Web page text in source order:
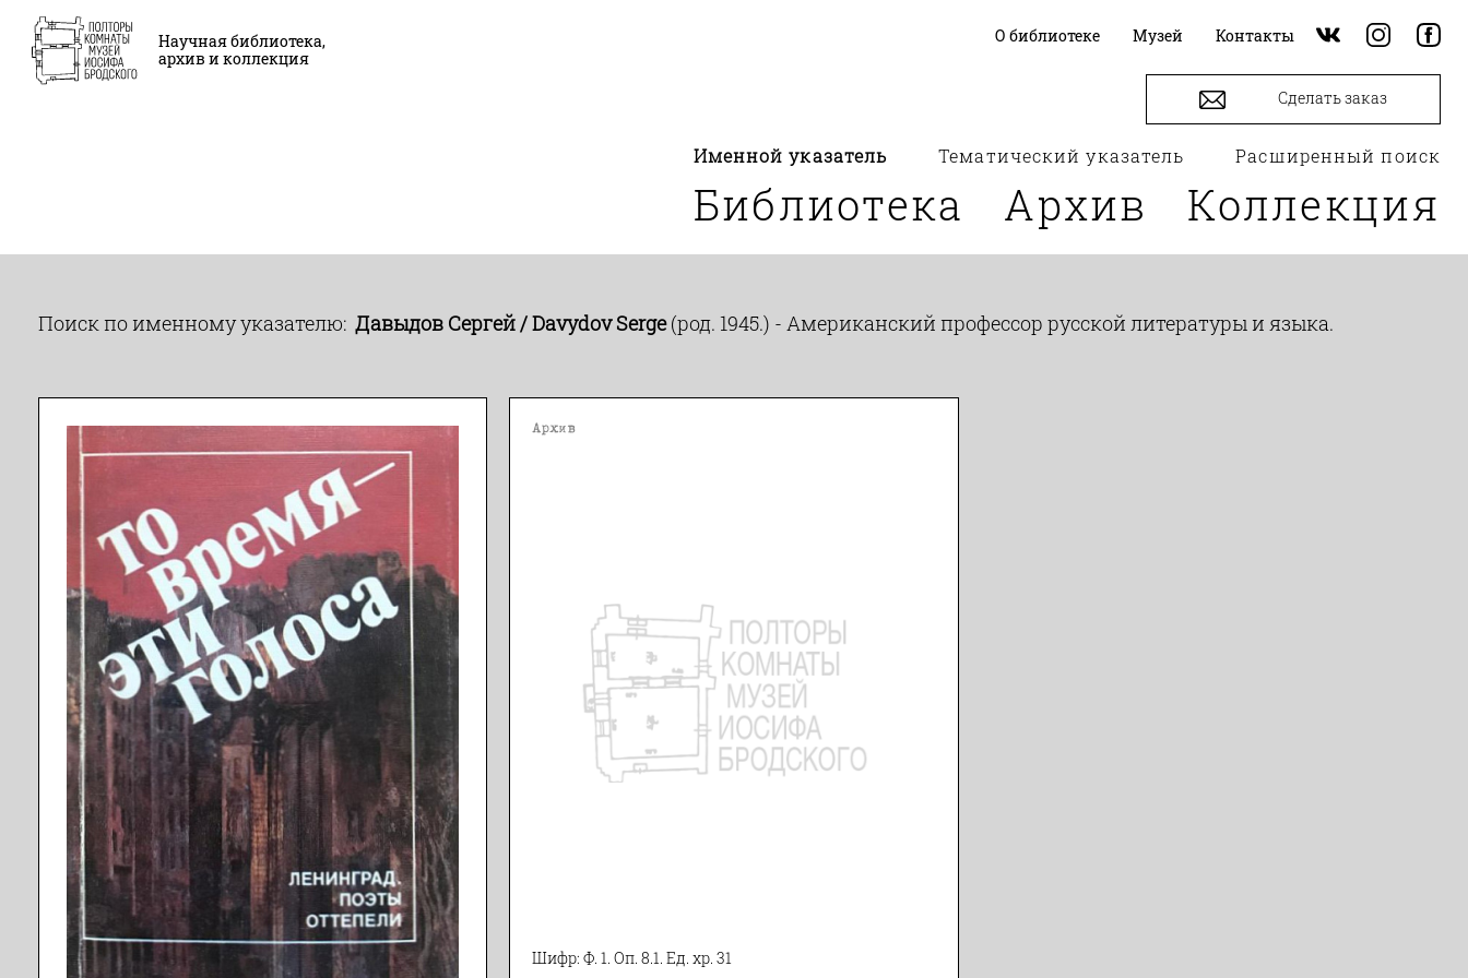
Научная библиотека,
архив и коллекция
О библиотеке Музей Контакты
Именной указатель Тематический указатель Расширенный поиск
Сделать заказ
Библиотека Архив Коллекция
Поиск по именному указателю: Давыдов Сергей / Davydov Serge(род. 1945.) - Американский профессор русской литературы и языка.
Архив
Шифр: Ф. 1. Оп. 8.1. Ед. хр. 31